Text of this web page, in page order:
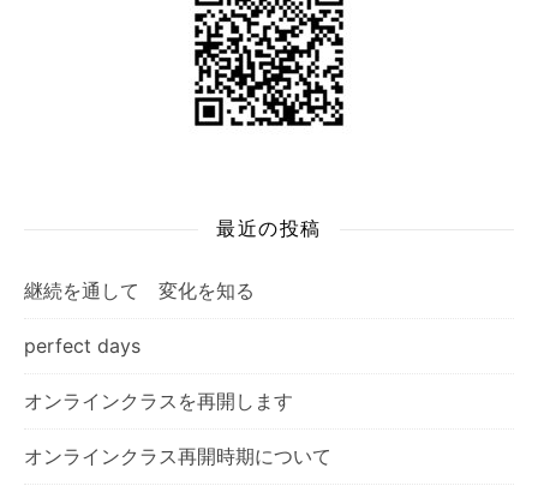
最近の投稿
継続を通して 変化を知る
perfect days
オンラインクラスを再開します
オンラインクラス再開時期について